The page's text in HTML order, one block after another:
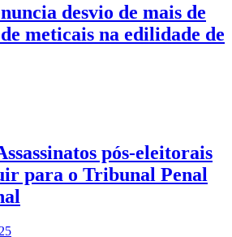
desvio de mais de
meticais na edilidade de
pós-eleitorais
para o Tribunal Penal